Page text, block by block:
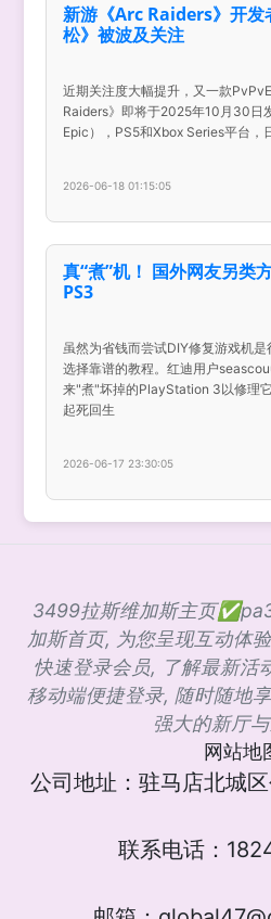
新游《Arc Raiders》开发
松》被波及关注
近期关注度大幅提升，又一款
Raiders》即将于2025年10月30日
Epic），PS5和Xbox Series平台，
2026-06-18 01:15:05
真“煮”机！ 国外网友另类
PS3
虽然为省钱而尝试DIY修复游戏机
选择靠谱的教程。红迪用户
来"煮"坏掉的PlayStation 3以修理
起死回生
2026-06-17 23:30:05
3499拉斯维加斯主页
加斯首页, 为您呈现互动体
快速登录会员, 了解最新活
移动端便捷登录, 随时随地
强大的新厅
网站地
公司地址：驻马店北城
联系电话：